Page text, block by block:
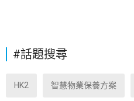
#話題搜尋
HK2 智慧物業保養方案